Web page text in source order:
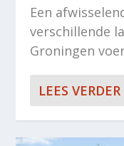
Een
verschillende
Groningen
LEES VERDER